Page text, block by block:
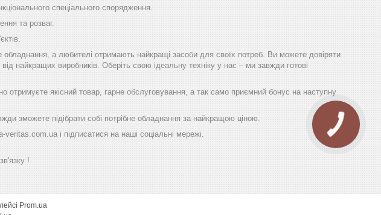
спеціального спорядження.
та розваг.
а любителі отримають найкращі засоби для своїх потреб. Ви можете довіряти
найкращих виробників. Оберіть свою ідеальну техніку у нас – ми завжди готові
якісний товар, гарне обслуговування, а так само приємний бонус на наступну
зможете підібрати собі потрібне обладнання за найкращою ціною.
і підписатися на наші соціальні мережі.
!
Prom.ua